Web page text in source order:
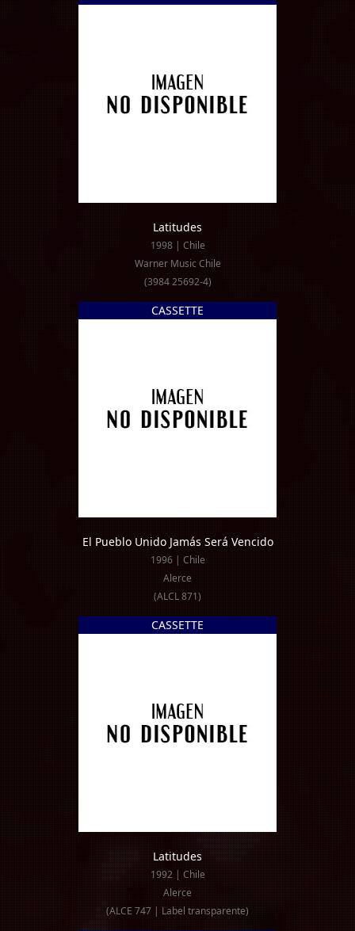
Latitudes
1998 | Chile
Warner Music Chile
(3984 25692-4)
CASSETTE
El Pueblo Unido Jamás Será Vencido
1996 | Chile
Alerce
(ALCL 871)
CASSETTE
Latitudes
1992 | Chile
Alerce
(ALCE 747 | Label transparente)